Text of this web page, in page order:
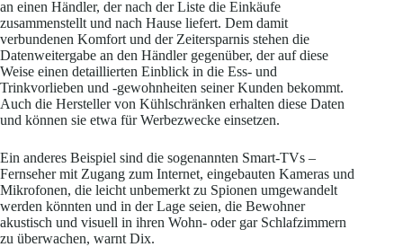
an einen Händler, der nach der Liste die Einkäufe
zusammenstellt und nach Hause liefert. Dem damit
verbundenen Komfort und der Zeitersparnis stehen die
Datenweitergabe an den Händler gegenüber, der auf diese
Weise einen detaillierten Einblick in die Ess- und
Trinkvorlieben und -gewohnheiten seiner Kunden bekommt.
Auch die Hersteller von Kühlschränken erhalten diese Daten
und können sie etwa für Werbezwecke einsetzen.
Ein anderes Beispiel sind die sogenannten Smart-TVs –
Fernseher mit Zugang zum Internet, eingebauten Kameras und
Mikrofonen, die leicht unbemerkt zu Spionen umgewandelt
werden könnten und in der Lage seien, die Bewohner
akustisch und visuell in ihren Wohn- oder gar Schlafzimmern
zu überwachen, warnt Dix.